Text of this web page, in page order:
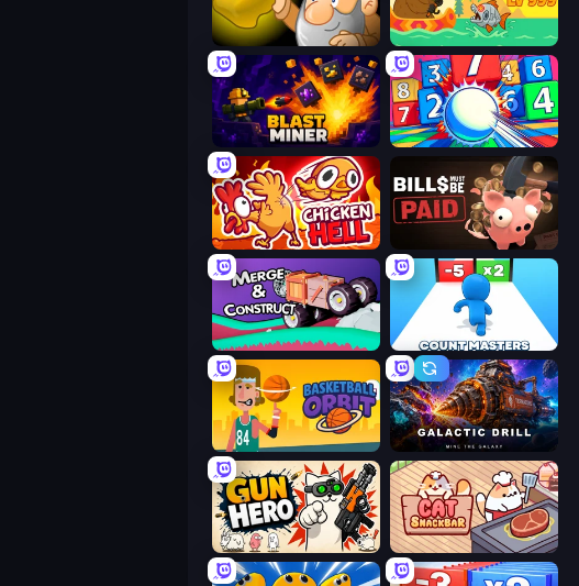
Gold Miner Fish Orbit
Blast Miner Entropy
Chicken Hell Bills Must Be Paid
Merge & Construct
Basketball Orbit Galactic Drill
Gun Hero: Cat Survival Cat Snack Bar